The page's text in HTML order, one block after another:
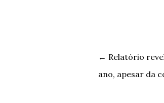
← Relatório
ano, apesar da